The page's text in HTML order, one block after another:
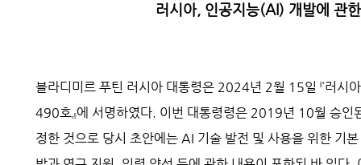
러시아, 인공지능(AI) 개발에 관
블라디미르 푸틴 러시아 대통령은 2024년 2월 15일 『러시
490호』에 서명하였다. 이번 대통령령은 2019년 10월 승인
정한 것으로 당시 초안에는 AI 기술 발전 및 사용을 위한 기